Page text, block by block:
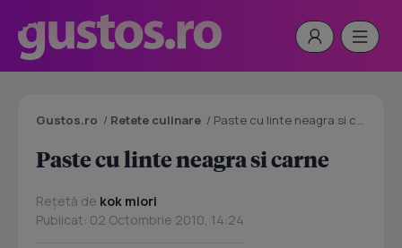
Gustos.ro / Retete culinare / Paste cu linte neagra si carne
Paste cu linte neagra si carne
Rețetă de kok miori
Publicat: 02 Octombrie 2010, 14:24